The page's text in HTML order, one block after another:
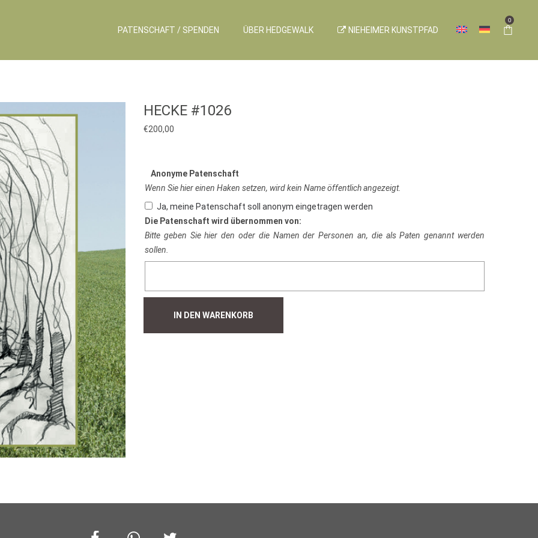
PATENSCHAFT / SPENDEN ÜBER HEDGEWALK NIEHEIMER KUNSTPFAD
0
HECKE #1026
€200,00
Anonyme Patenschaft
Wenn Sie hier einen Haken setzen, wird kein Name öffentlich angezeigt.
Ja, meine Patenschaft soll anonym eingetragen werden
Die Patenschaft wird übernommen von:
Bitte geben Sie hier den oder die Namen der Personen an, die als Paten genannt werden
sollen.
Menge
IN DEN WARENKORB